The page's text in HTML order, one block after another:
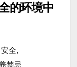
的环境中
全,
禁忌